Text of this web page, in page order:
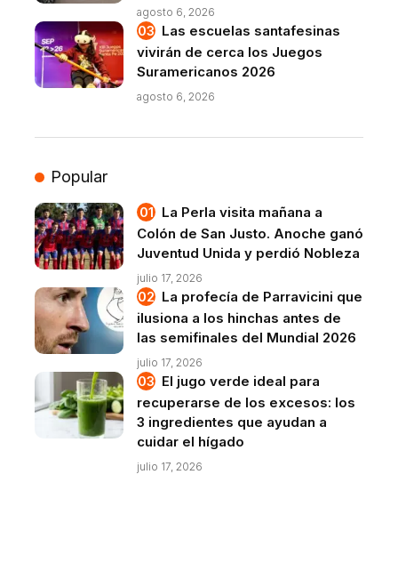
agosto 6, 2026
Las escuelas santafesinas
vivirán de cerca los Juegos
Suramericanos 2026
agosto 6, 2026
Popular
La Perla visita mañana a
Colón de San Justo. Anoche ganó
Juventud Unida y perdió Nobleza
julio 17, 2026
La profecía de Parravicini que
ilusiona a los hinchas antes de
las semifinales del Mundial 2026
julio 17, 2026
El jugo verde ideal para
recuperarse de los excesos: los
3 ingredientes que ayudan a
cuidar el hígado
julio 17, 2026